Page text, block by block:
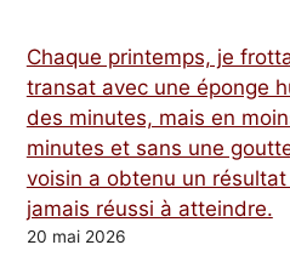
Chaque printemps, je
transat avec une éponge
des minutes, mais en
minutes et sans une
voisin a obtenu un résultat
jamais réussi à atteindre.
20 mai 2026